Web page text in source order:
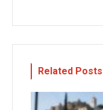
Related Posts